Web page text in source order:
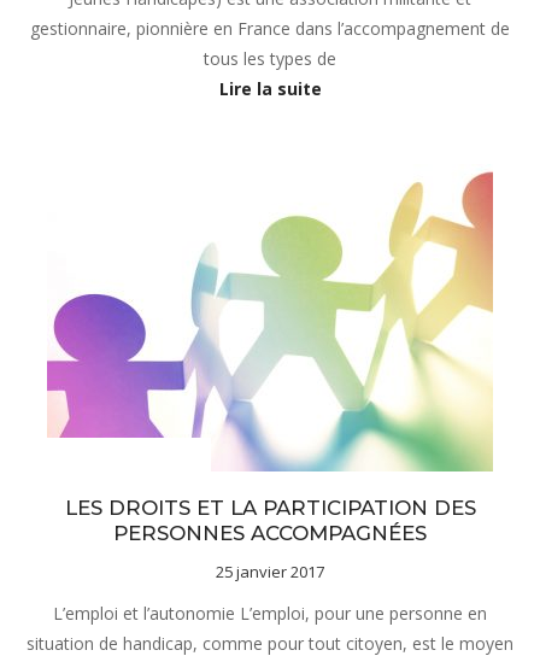
gestionnaire, pionnière en France dans l’accompagnement de
tous les types de
Lire la suite
LES DROITS ET LA PARTICIPATION DES
PERSONNES ACCOMPAGNÉES
25 janvier 2017
L’emploi et l’autonomie L’emploi, pour une personne en
situation de handicap, comme pour tout citoyen, est le moyen